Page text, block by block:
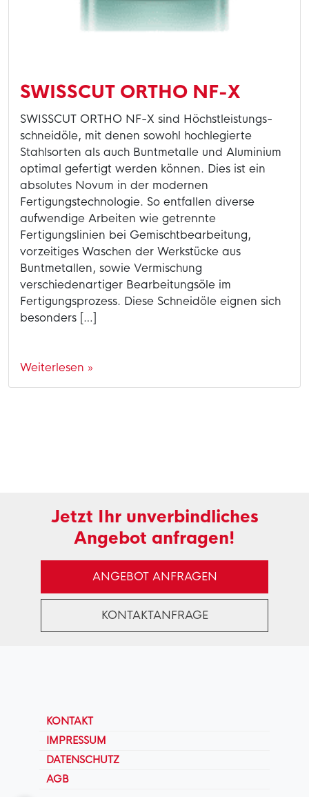
SWISSCUT ORTHO NF-X
SWISSCUT ORTHO NF-X sind Höchstleistungs-
schneidöle, mit denen sowohl hochlegierte
Stahlsorten als auch Buntmetalle und Aluminium
optimal gefertigt werden können. Dies ist ein
absolutes Novum in der modernen
Fertigungstechnologie. So entfallen diverse
aufwendige Arbeiten wie getrennte
Fertigungslinien bei Gemischtbearbeitung,
vorzeitiges Waschen der Werkstücke aus
Buntmetallen, sowie Vermischung
verschiedenartiger Bearbeitungsöle im
Fertigungsprozess. Diese Schneidöle eignen sich
besonders […]
Weiterlesen »
Jetzt Ihr unverbindliches
Angebot anfragen!
ANGEBOT ANFRAGEN
KONTAKTANFRAGE
KONTAKT
IMPRESSUM
DATENSCHUTZ
AGB